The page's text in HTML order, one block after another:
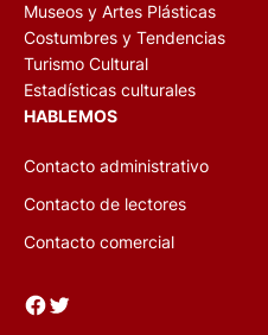
Museos y Artes Plásticas
Costumbres y Tendencias
Turismo Cultural
Estadísticas culturales
HABLEMOS
Contacto administrativo
Contacto de lectores
Contacto comercial
Facebook Twitter